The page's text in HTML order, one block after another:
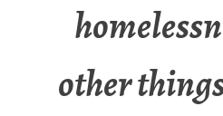
other